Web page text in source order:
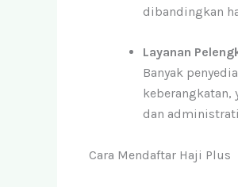
dibandingkan
Layanan
Banyak
dan
Cara Mendaftar Haji Plus